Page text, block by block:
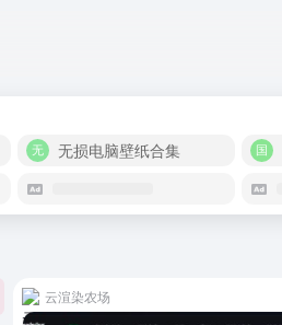
无损电脑壁纸合集
云渲染农场